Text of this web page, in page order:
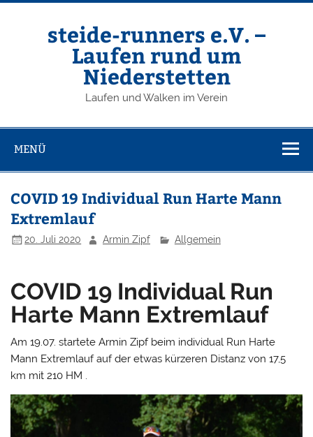
Zum
steide-runners e.V. –
Laufen rund um
Niederstetten
Laufen und Walken im Verein
MENÜ
COVID 19 Individual Run Harte Mann
Extremlauf
20. Juli 2020 Armin Zipf Allgemein
COVID 19 Individual Run
Harte Mann Extremlauf
Am 19.07. startete Armin Zipf beim individual Run Harte
Mann Extremlauf auf der etwas kürzeren Distanz von 17,5
km mit 210 HM .